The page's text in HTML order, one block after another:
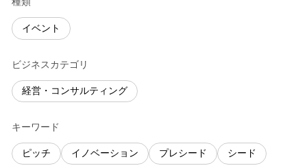
イベント
ビジネスカテゴリ
経営・コンサルティング
キーワード
ピッチ イノベーション プレシード シード